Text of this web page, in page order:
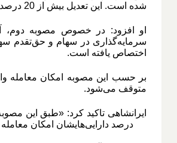
شده است. این تعدیل بیش از 20 درصد است.»
اختصاص یافته است.
بر حسب این مصوبه امکان معامله
متوقف می‌شود.
ایرانشاهی تاکید کرد: «طبق این